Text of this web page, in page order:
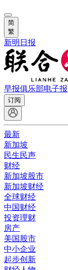
简
繁
新明日报
早报俱乐部电子报
订阅
最新
新加坡
民生民声
财经
新加坡股市
新加坡财经
全球财经
中国财经
投资理财
房产
美国股市
中小企业
起步创新